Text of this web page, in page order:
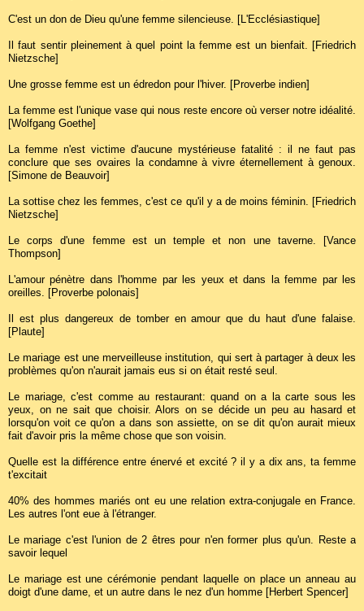
C'est un don de Dieu qu'une femme silencieuse. [L'Ecclésiastique]
Il faut sentir pleinement à quel point la femme est un bienfait. [Friedrich
Nietzsche]
Une grosse femme est un édredon pour l'hiver. [Proverbe indien]
La femme est l'unique vase qui nous reste encore où verser notre idéalité.
[Wolfgang Goethe]
La femme n'est victime d'aucune mystérieuse fatalité : il ne faut pas
conclure que ses ovaires la condamne à vivre éternellement à genoux.
[Simone de Beauvoir]
La sottise chez les femmes, c'est ce qu'il y a de moins féminin. [Friedrich
Nietzsche]
Le corps d'une femme est un temple et non une taverne. [Vance
Thompson]
L'amour pénètre dans l'homme par les yeux et dans la femme par les
oreilles. [Proverbe polonais]
Il est plus dangereux de tomber en amour que du haut d'une falaise.
[Plaute]
Le mariage est une merveilleuse institution, qui sert à partager à deux les
problèmes qu'on n'aurait jamais eus si on était resté seul.
Le mariage, c'est comme au restaurant: quand on a la carte sous les
yeux, on ne sait que choisir. Alors on se décide un peu au hasard et
lorsqu'on voit ce qu'on a dans son assiette, on se dit qu'on aurait mieux
fait d'avoir pris la même chose que son voisin.
Quelle est la différence entre énervé et excité ? il y a dix ans, ta femme
t'excitait
40% des hommes mariés ont eu une relation extra-conjugale en France.
Les autres l'ont eue à l'étranger.
Le mariage c'est l'union de 2 êtres pour n'en former plus qu'un. Reste a
savoir lequel
Le mariage est une cérémonie pendant laquelle on place un anneau au
doigt d'une dame, et un autre dans le nez d'un homme [Herbert Spencer]